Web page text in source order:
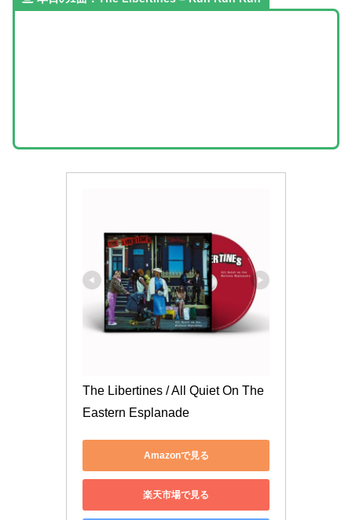
The Libertines / All Quiet On The
Eastern Esplanade
Amazonで見る
楽天市場で見る